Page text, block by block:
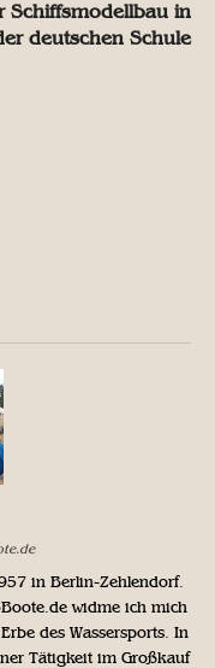
Schiffsmodellbau in
deutschen Schule
in Berlin-Zehlendorf.
widme ich mich
des Wassersports. In
Tätigkeit im Großkauf